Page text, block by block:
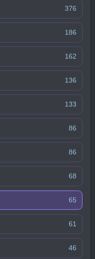
376
186
162
136
133
86
86
68
65
61
46